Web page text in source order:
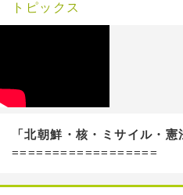
トピックス
「北朝鮮・核・ミサイル・憲
==================